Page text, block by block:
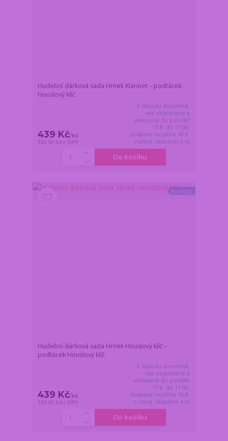
Hudební dárková sada Hrnek Klarinet – podtácek
Houslový klíč
439 Kč/ks
363 Kč bez DPH
Z důvodu dovolené,
vše objednané a
uhrazené do pondělí
17.8. do 11:00,
dodáme nejdříve 18.8.
v úterý. Skladem 2 ks
Do košíku
Novinka
Hudební dárková sada Hrnek Houslový klíč –
podtácek Houslový klíč
439 Kč/ks
363 Kč bez DPH
Z důvodu dovolené,
vše objednané a
uhrazené do pondělí
17.8. do 11:00,
dodáme nejdříve 18.8.
v úterý. Skladem 4 ks
Do košíku